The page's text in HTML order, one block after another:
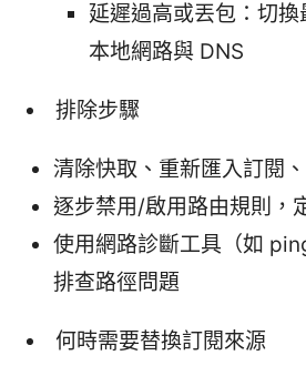
延遲過高或丟包：切
本地網路與 DNS
排除步驟
清除快取、重新匯入訂閱
逐步禁用/啟用路由規則，
使用網路診斷工具（如
排查路徑問題
何時需要替換訂閱來源